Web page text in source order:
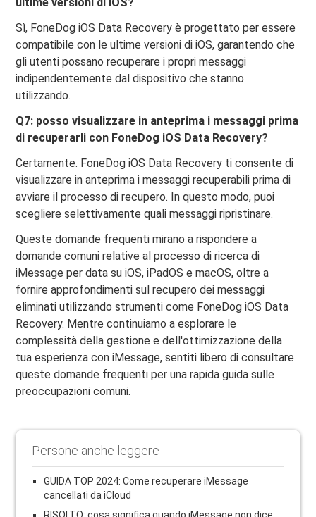
Sì, FoneDog iOS Data Recovery è progettato per essere
compatibile con le ultime versioni di iOS, garantendo che
gli utenti possano recuperare i propri messaggi
indipendentemente dal dispositivo che stanno
utilizzando.
Q7: posso visualizzare in anteprima i messaggi prima
di recuperarli con FoneDog iOS Data Recovery?
Certamente. FoneDog iOS Data Recovery ti consente di
visualizzare in anteprima i messaggi recuperabili prima di
avviare il processo di recupero. In questo modo, puoi
scegliere selettivamente quali messaggi ripristinare.
Queste domande frequenti mirano a rispondere a
domande comuni relative al processo di ricerca di
iMessage per data su iOS, iPadOS e macOS, oltre a
fornire approfondimenti sul recupero dei messaggi
eliminati utilizzando strumenti come FoneDog iOS Data
Recovery. Mentre continuiamo a esplorare le
complessità della gestione e dell'ottimizzazione della
tua esperienza con iMessage, sentiti libero di consultare
queste domande frequenti per una rapida guida sulle
preoccupazioni comuni.
Persone anche leggere
GUIDA TOP 2024: Come recuperare iMessage
cancellati da iCloud